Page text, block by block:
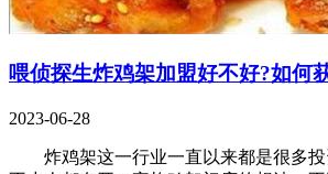
喂侦探生炸鸡架加盟好不好?如何
2023-06-28
炸鸡架这一行业一直以来都是很多投